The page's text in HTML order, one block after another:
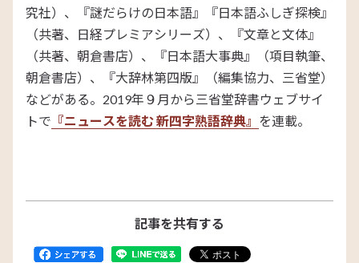
究社）、『謎だらけの日本語』『日本語ふしぎ探検』
（共著、日経プレミアシリーズ）、『文章と文体』
（共著、朝倉書店）、『日本語大事典』（項目執筆、
朝倉書店）、『大辞林第四版』（編集協力、三省堂）
などがある。2019年９月から三省堂辞書ウェブサイ
トで 『ニュースを読む 新四字熟語辞典』 を連載。
記事を共有する